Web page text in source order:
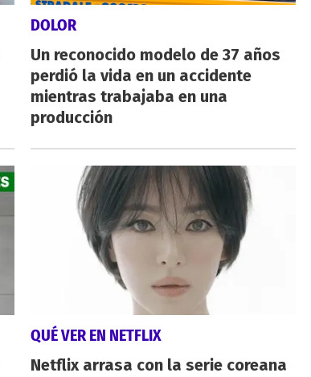
DOLOR
Un reconocido modelo de 37 años
perdió la vida en un accidente
mientras trabajaba en una
producción
QUÉ VER EN NETFLIX
Netflix arrasa con la serie coreana